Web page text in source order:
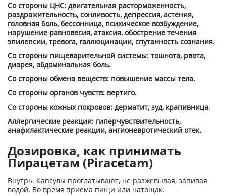
Со стороны ЦНС: двигательная расторможенность,
раздражительность, сонливость, депрессия, астения,
головная боль, бессонница, психическое возбуждение,
нарушение равновесия, атаксия, обострение течения
эпилепсии, тревога, галлюцинации, спутанность сознания.
Со стороны пищеварительной системы: тошнота, рвота,
диарея, абдоминальная боль.
Со стороны обмена веществ: повышение массы тела.
Со стороны органов чувств: вертиго.
Со стороны кожных покровов: дерматит, зуд, крапивница.
Аллергические реакции: гиперчувствительность,
анафилактические реакции, ангионевротический отек.
Дозировка, как принимать
Пирацетам (Piracetam)
Внутрь. Капсулы проглатывают, не разжевывая, запивая
водой. Во время приема пищи или натощак.